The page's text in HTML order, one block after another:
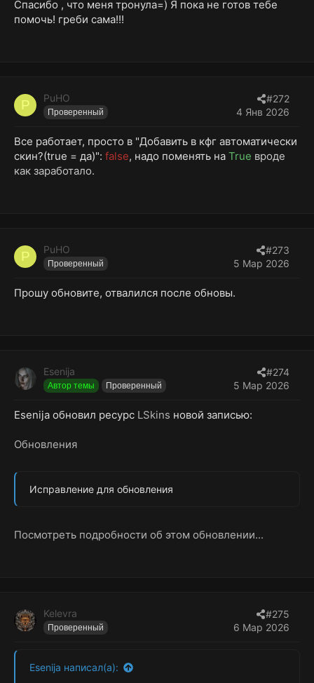
Спасибо , что меня тронула=) Я пока не готов тебе
помочь! греби сама!!!
P PuHO
Проверенный 4 Янв 2026
#272
Все работает, просто в "Добавить в кфг автоматически
скин?(true = да)": false, надо поменять на True вроде
как заработало.
P PuHO
Проверенный 5 Мар 2026
#273
Прошу обновите, отвалился после обновы.
Esenija
Автор темы Проверенный 5 Мар 2026
#274
Esenija обновил ресурс LSkins новой записью:
Обновления
Исправление для обновления
Посмотреть подробности об этом обновлении...
Kelevra
Проверенный 6 Мар 2026
#275
Esenija написал(а):